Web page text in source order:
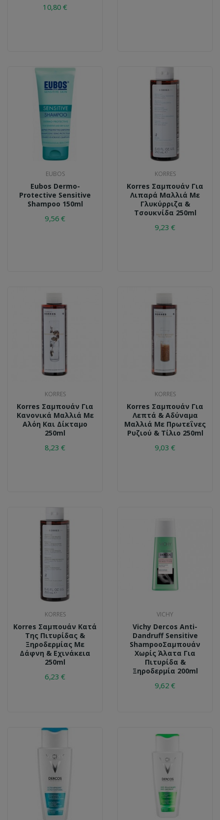
10,80 €
EUBOS
Eubos Dermo-
Protective Sensitive
Shampoo 150ml
9,56 €
KORRES
Korres Σαμπουάν Για
Λιπαρά Μαλλιά Με
Γλυκύρριζα &
Τσουκνίδα 250ml
9,23 €
KORRES
Korres Σαμπουάν Για
Κανονικά Μαλλιά Με
Αλόη Και Δίκταμο
250ml
8,23 €
KORRES
Korres Σαμπουάν Για
Λεπτά & Αδύναμα
Μαλλιά Με Πρωτεΐνες
Ρυζιού & Τίλιο 250ml
9,03 €
KORRES
Korres Σαμπουάν Κατά
Της Πιτυρίδας &
Ξηροδερμίας Με
Δάφνη & Εχινάκεια
250ml
6,23 €
VICHY
Vichy Dercos Anti-
Dandruff Sensitive
ShampooΣαμπουάν
Χωρίς Άλατα Για
Πιτυρίδα &
Ξηροδερμία 200ml
9,62 €